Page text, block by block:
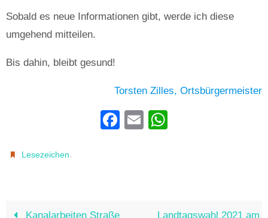
Sobald es neue Informationen gibt, werde ich diese
umgehend mitteilen.
Bis dahin, bleibt gesund!
Torsten Zilles, Ortsbürgermeister
F
E
Lesezeichen.
Kanalarbeiten Straße Landtagswahl 2021 am